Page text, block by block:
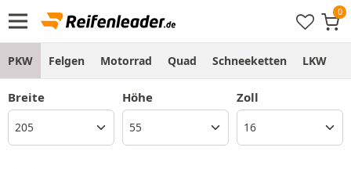
PKW Felgen Motorrad Quad Schneeketten LKW
Breite Höhe Zoll